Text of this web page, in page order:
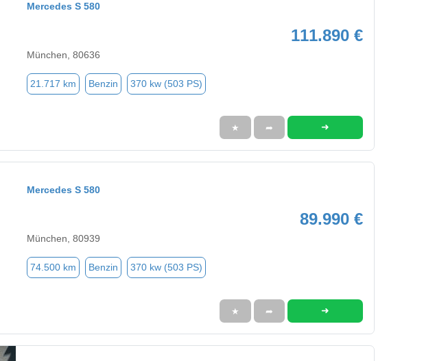
Mercedes S 580
111.890 €
München, 80636
21.717 km Benzin 370 kw (503 PS)
★ ➦ ➜
Mercedes S 580
89.990 €
München, 80939
74.500 km Benzin 370 kw (503 PS)
★ ➦ ➜